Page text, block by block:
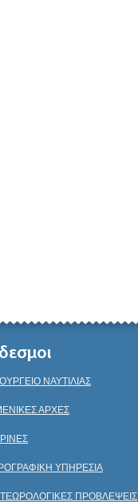
ΝΑΥΤΙΛΙΑΣ
ΑΡΧΕΣ
ΥΠΗΡΕΣΙΑ
ΠΡΟΒΛΕΨΕΙΣ